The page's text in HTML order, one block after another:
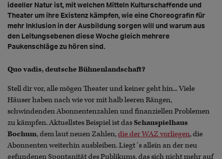
ideeller Natur ist, mit welchen Mitteln Kulturschaffende und
Theater um ihre Existenz kämpfen, wie eine Choreografin für
mehr Inklusion in der Ausbildung sorgen will und warum aus
den Leitungsebenen diese Woche gleich mehrere
Paukenschläge zu hören sind.
Quo vadis, deutsche Bühnenlandschaft?
Stell dir vor, alle mögen Theater und keiner geht hin... Viele
Häuser haben nach wie vor mit halb leeren Rängen,
schwindenden Abonnentenzahlen und finanziellen Problemen
zu kämpfen. Aktuellstes Beispiel ist dasSchauspielhaus
Bochum, dem laut neuen Zahlen,die der WAZ vorliegen, die
Abonnenten weiterhin ausbleiben. Liegt´s allein an der neu
gefundenen Spontanität des Publikums, das sich nicht mehr auf